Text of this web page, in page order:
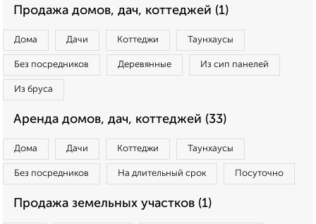
Продажа домов, дач, коттеджей (1)
Дома Дачи Коттеджи Таунхаусы
Без посредников Деревянные Из сип панелей
Из бруса
Аренда домов, дач, коттеджей (33)
Дома Дачи Коттеджи Таунхаусы
Без посредников На длительный срок Посуточно
Продажа земельных участков (1)